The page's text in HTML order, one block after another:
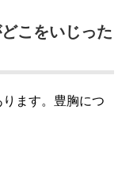
こをいじった
ます。豊胸につ